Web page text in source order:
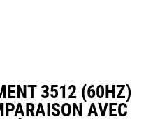
3512 (60HZ)
AVEC